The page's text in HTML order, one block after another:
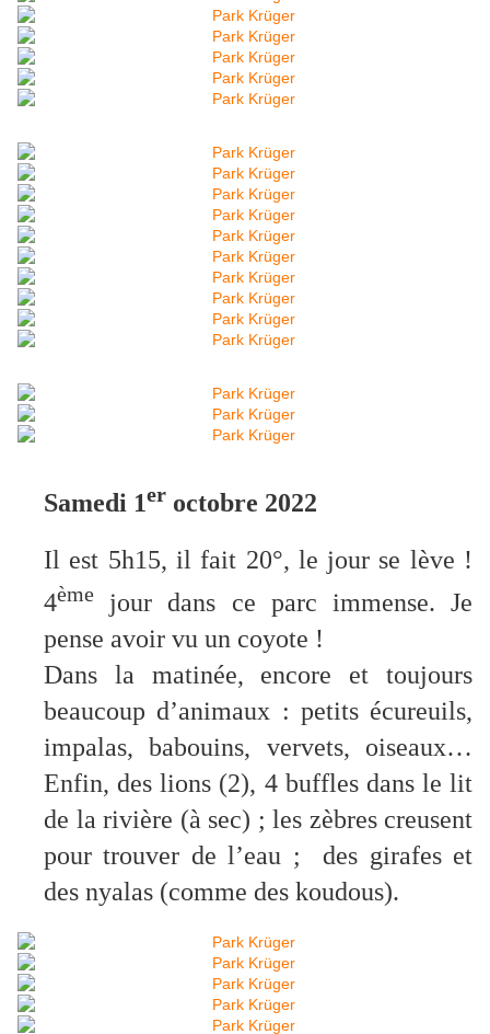
Samedi 1er octobre 2022
Il est 5h15, il fait 20°, le jour se lève !
4ème jour dans ce parc immense. Je
pense avoir vu un coyote !
Dans la matinée, encore et toujours
beaucoup d’animaux : petits écureuils,
impalas, babouins, vervets, oiseaux…
Enfin, des lions (2), 4 buffles dans le lit
de la rivière (à sec) ; les zèbres creusent
pour trouver de l’eau ; des girafes et
des nyalas (comme des koudous).